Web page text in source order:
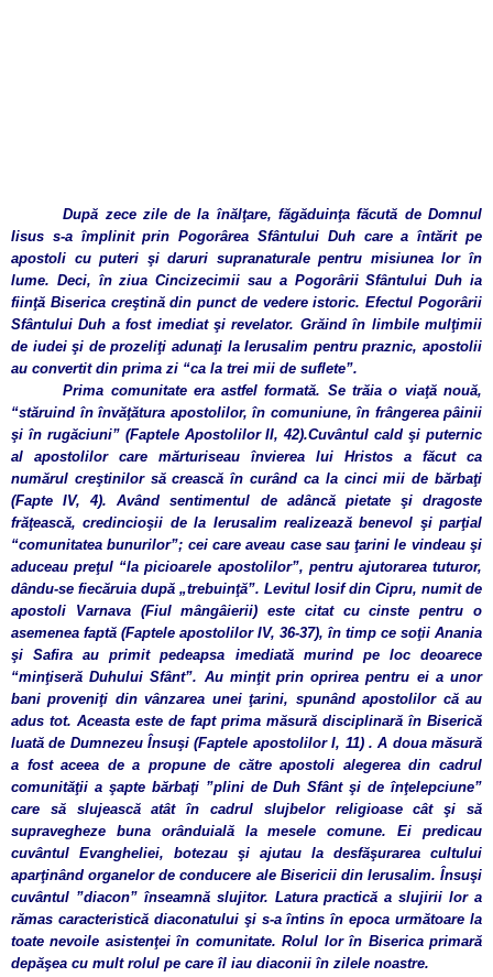
După zece zile de la înălţare, făgăduinţa făcută de Domnul
Iisus s-a împlinit prin Pogorârea Sfântului Duh care a întărit pe
apostoli cu puteri şi daruri supranaturale pentru misiunea lor în
lume. Deci, în ziua Cincizecimii sau a Pogorârii Sfântului Duh ia
fiinţă Biserica creştină din punct de vedere istoric. Efectul Pogorârii
Sfântului Duh a fost imediat şi revelator. Grăind în limbile mulţimii
de iudei şi de prozeliţi adunaţi la Ierusalim pentru praznic, apostolii
au convertit din prima zi “ca la trei mii de suflete”.
Prima comunitate era astfel formată. Se trăia o viaţă nouă,
“stăruind în învăţătura apostolilor, în comuniune, în frângerea pâinii
şi în rugăciuni” (Faptele Apostolilor II, 42).Cuvântul cald şi puternic
al apostolilor care mărturiseau învierea lui Hristos a făcut ca
numărul creştinilor să crească în curând ca la cinci mii de bărbaţi
(Fapte IV, 4). Având sentimentul de adâncă pietate şi dragoste
frăţească, credincioşii de la Ierusalim realizează benevol şi parţial
“comunitatea bunurilor”; cei care aveau case sau ţarini le vindeau şi
aduceau preţul “la picioarele apostolilor”, pentru ajutorarea tuturor,
dându-se fiecăruia după „trebuinţă”. Levitul Iosif din Cipru, numit de
apostoli Varnava (Fiul mângâierii) este citat cu cinste pentru o
asemenea faptă (Faptele apostolilor IV, 36-37), în timp ce soţii Anania
şi Safira au primit pedeapsa imediată murind pe loc deoarece
“minţiseră Duhului Sfânt”. Au minţit prin oprirea pentru ei a unor
bani proveniţi din vânzarea unei ţarini, spunând apostolilor că au
adus tot. Aceasta este de fapt prima măsură disciplinară în Biserică
luată de Dumnezeu Însuşi (Faptele apostolilor I, 11) . A doua măsură
a fost aceea de a propune de către apostoli alegerea din cadrul
comunităţii a şapte bărbaţi ”plini de Duh Sfânt şi de înţelepciune”
care să slujească atât în cadrul slujbelor religioase cât şi să
supravegheze buna orânduială la mesele comune. Ei predicau
cuvântul Evangheliei, botezau şi ajutau la desfăşurarea cultului
aparţinând organelor de conducere ale Bisericii din Ierusalim. Însuşi
cuvântul ”diacon” înseamnă slujitor. Latura practică a slujirii lor a
rămas caracteristică diaconatului şi s-a întins în epoca următoare la
toate nevoile asistenţei în comunitate. Rolul lor în Biserica primară
depăşea cu mult rolul pe care îl iau diaconii în zilele noastre.